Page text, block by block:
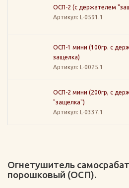
ОСП-2 (с держателем
Артикул: L-0591.1
ОСП-1 мини (100гр. с
защелка)
Артикул: L-0025.1
ОСП-2 мини (200гр, с
"защелка")
Артикул: L-0337.1
Огнетушитель
порошковый (ОСП).